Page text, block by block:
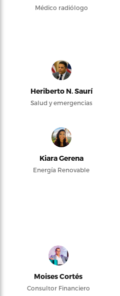
Médico radiólogo
Heriberto N. Saurí
Salud y emergencias
Kiara Gerena
Energía Renovable
Moises Cortés
Consultor Financiero